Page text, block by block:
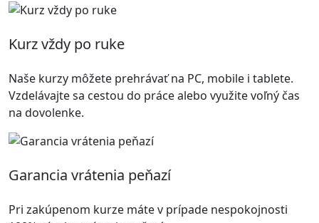
Kurz vždy po ruke
Naše kurzy môžete prehrávať na PC, mobile i tablete.
Vzdelávajte sa cestou do práce alebo využite voľný čas
na dovolenke.
Garancia vrátenia peňazí
Pri zakúpenom kurze máte v prípade nespokojnosti